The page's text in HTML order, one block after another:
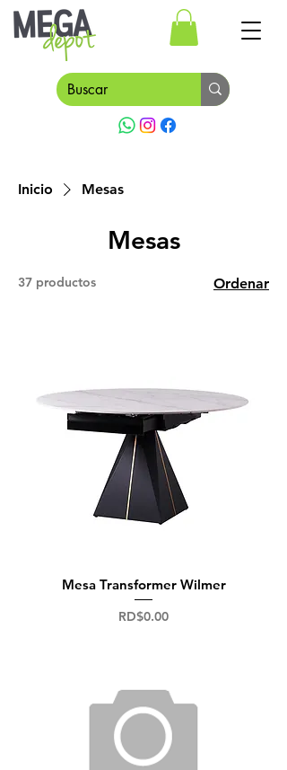
Inicio Mesas
Mesas
37 productos Ordenar
Mesa Transformer Wilmer
Precio
RD$0.00